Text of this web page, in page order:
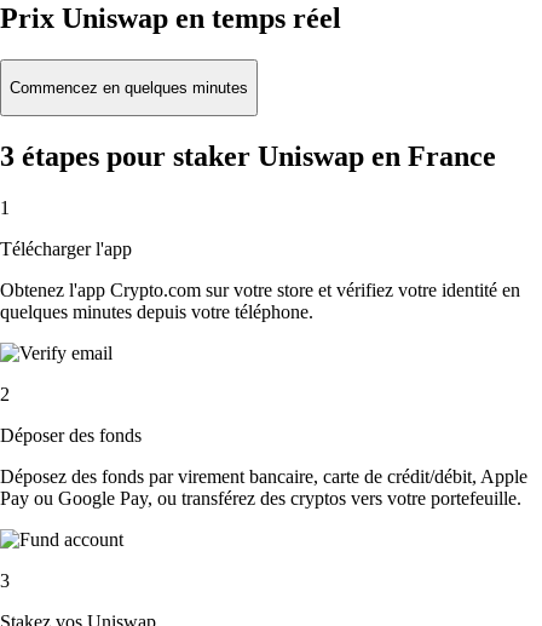
Prix Uniswap en temps réel
Commencez en quelques minutes
3 étapes pour staker Uniswap en France
1
Télécharger l'app
Obtenez l'app Crypto.com sur votre store et vérifiez votre identité en
quelques minutes depuis votre téléphone.
2
Déposer des fonds
Déposez des fonds par virement bancaire, carte de crédit/débit, Apple
Pay ou Google Pay, ou transférez des cryptos vers votre portefeuille.
3
Stakez vos Uniswap